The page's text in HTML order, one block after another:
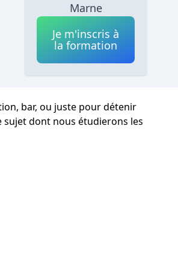
Marne
Je m'inscris à
la formation
bar, ou juste pour détenir
sujet dont nous étudierons les